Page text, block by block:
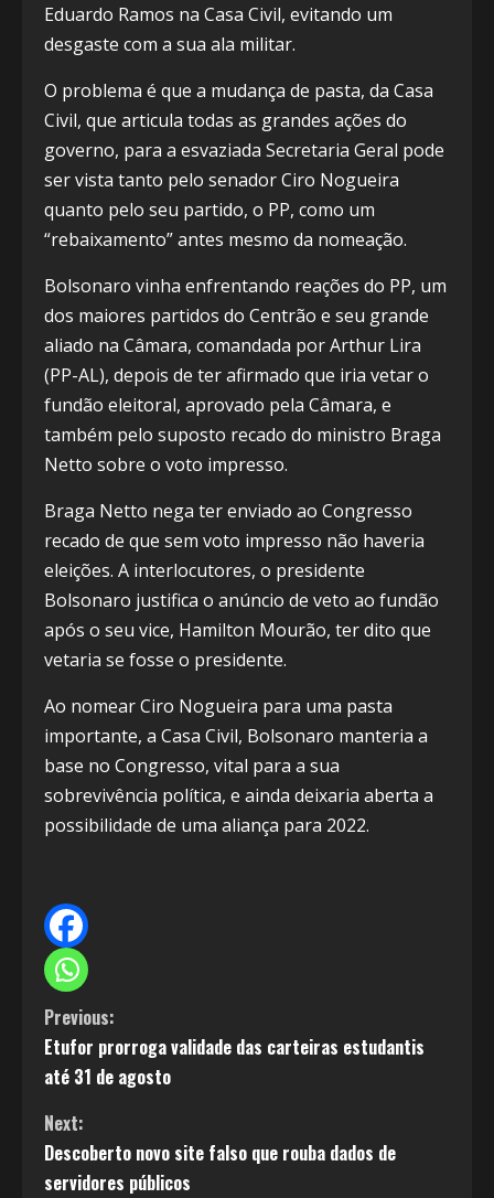
Eduardo Ramos na Casa Civil, evitando um
desgaste com a sua ala militar.
O problema é que a mudança de pasta, da Casa
Civil, que articula todas as grandes ações do
governo, para a esvaziada Secretaria Geral pode
ser vista tanto pelo senador Ciro Nogueira
quanto pelo seu partido, o PP, como um
“rebaixamento” antes mesmo da nomeação.
Bolsonaro vinha enfrentando reações do PP, um
dos maiores partidos do Centrão e seu grande
aliado na Câmara, comandada por Arthur Lira
(PP-AL), depois de ter afirmado que iria vetar o
fundão eleitoral, aprovado pela Câmara, e
também pelo suposto recado do ministro Braga
Netto sobre o voto impresso.
Braga Netto nega ter enviado ao Congresso
recado de que sem voto impresso não haveria
eleições. A interlocutores, o presidente
Bolsonaro justifica o anúncio de veto ao fundão
após o seu vice, Hamilton Mourão, ter dito que
vetaria se fosse o presidente.
Ao nomear Ciro Nogueira para uma pasta
importante, a Casa Civil, Bolsonaro manteria a
base no Congresso, vital para a sua
sobrevivência política, e ainda deixaria aberta a
possibilidade de uma aliança para 2022.
C
o
n
t
Previous:
Etufor prorroga validade das carteiras estudantis
até 31 de agosto
Next:
Descoberto novo site falso que rouba dados de
servidores públicos